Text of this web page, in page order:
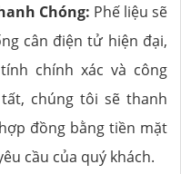
Chóng: Phế liệu sẽ
cân điện tử hiện đại,
chính xác và công
chúng tôi sẽ thanh
đồng bằng tiền mặt
cầu của quý khách.